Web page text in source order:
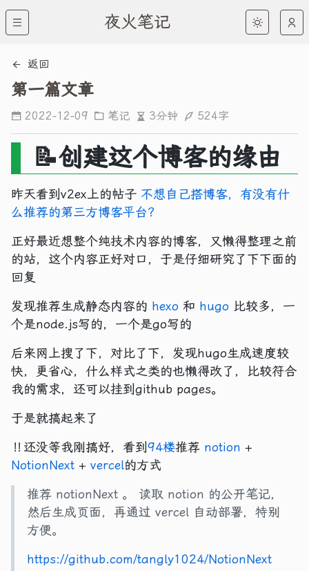
夜火笔记
返回
第一篇文章
2022-12-09 笔记 3分钟 524字
📝创建这个博客的缘由
昨天看到v2ex上的帖子 不想自己搭博客，有没有什
么推荐的第三方博客平台？
正好最近想整个纯技术内容的博客，又懒得整理之前
的站，这个内容正好对口，于是仔细研究了下下面的
回复
发现推荐生成静态内容的 hexo 和 hugo 比较多，一
个是node.js写的，一个是go写的
后来网上搜了下，对比了下，发现hugo生成速度较
快，更省心，什么样式之类的也懒得改了，比较符合
我的需求，还可以挂到github pages。
于是就搞起来了
‼️还没等我刚搞好，看到 94楼推荐 notion +
NotionNext + vercel的方式
推荐 notionNext 。 读取 notion 的公开笔记，
然后生成页面，再通过 vercel 自动部署，特别
方便。
https://github.com/tangly1024/NotionNext